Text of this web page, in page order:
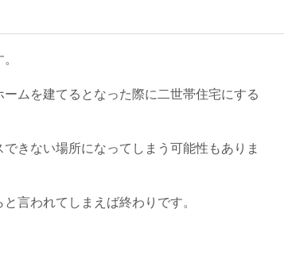
ムを建てるとなった際に二世帯住宅にする
きない場所になってしまう可能性もありま
言われてしまえば終わりです。